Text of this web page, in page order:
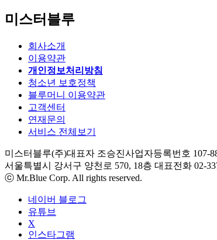
미스터블루
회사소개
이용약관
개인정보처리방침
청소년 보호정책
블루머니 이용약관
고객센터
연재문의
서비스 전체보기
미스터블루(주)대표자 조승진사업자등록번호 107-
서울특별시 강서구 양천로 570, 18층 대표전화 02-
ⓒ Mr.Blue Corp. All rights reserved.
네이버 블로그
유튜브
X
인스타그램